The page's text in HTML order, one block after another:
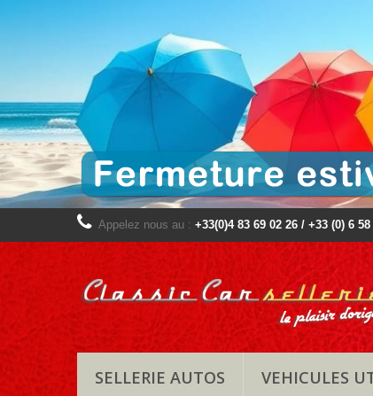
Appelez nous au : +33(0)4 83 69 02 26 / +33 (0) 6
SELLERIE AUTOS VEHICULES